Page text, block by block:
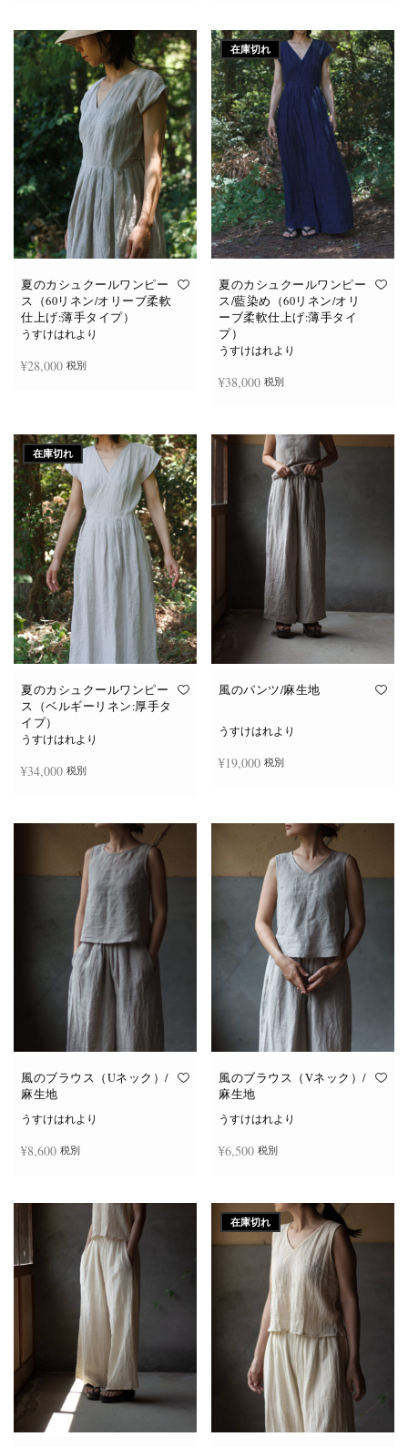
ジ
か
ら
選
択
で
き
ま
す
ジ
か
ら
選
択
で
き
ま
す
の
商
品
に
は
複
数
の
バ
リ
エ
ー
シ
ョ
ン
が
あ
り
ま
オ
プ
シ
ョ
ら
選
択
で
き
ま
す
の
商
品
に
複
数
の
ョ
ン
が
あ
り
ま
オ
プ
シ
ョ
ら
選
択
で
き
ま
す
夏のカシュクールワンピー
ス（60リネン/オリーブ柔軟
仕上げ:薄手タイプ）
うすけはれより
¥28,000 税別
在庫切れ
夏のカシュクールワンピー
ス/藍染め（60リネン/オリ
ーブ柔軟仕上げ:薄手タイ
プ）
うすけはれより
¥38,000 税別
在庫切れ
夏のカシュクールワンピー
ス（ベルギーリネン:厚手タ
イプ）
うすけはれより
¥34,000 税別
風のパンツ/麻生地
うすけはれより
¥19,000 税別
風のブラウス（Uネック）/
麻生地
うすけはれより
¥8,600 税別
の
商
品
に
は
複
数
の
バ
リ
エ
ー
シ
ョ
ン
が
あ
ま
風のブラウス（Vネック）/
麻生地
うすけはれより
¥6,500 税別
の
商
品
に
は
複
数
の
バ
リ
エ
ー
シ
ョ
ン
が
あ
り
ま
在庫切れ